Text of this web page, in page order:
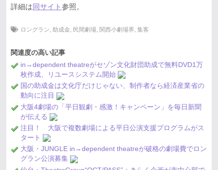
詳細は同サイト 参照。
ロングラン 助成金 民間劇場, 関西小劇場界 集客
関連度の高い記事
in→dependent theatreがセゾン文化財団助成で無料DVD1万
枚作成、リユースシステム開始
国の助成金は文化庁だけじゃない、制作者なら経済産業省の
動向に注目
大阪4劇場の「平日観劇・感激！キャンペーン」を毎日新聞
が伝える
注目！ 大阪で複数劇場による平日公演支援プログラムがス
タート
大阪・JUNGLE in→dependent theatreが破格の劇場費でロン
グラン公演募集